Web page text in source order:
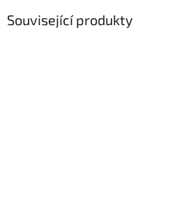
Související produkty